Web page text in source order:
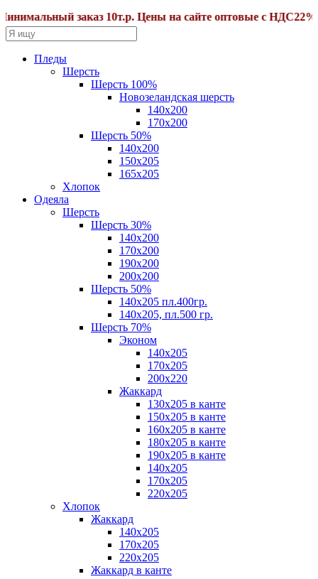
заказ 10т.р. Цены на сайте оптовые с
Пледы
Шерсть
Шерсть 100%
Новозеландская шерсть
140х200
170x200
Шерсть 50%
140x200
150х205
165х205
Хлопок
Одеяла
Шерсть
Шерсть 30%
140х200
170х200
190х200
200х200
Шерсть 50%
140х205 пл.400гр.
140х205, пл.500 гр.
Шерсть 70%
Эконом
140х205
170х205
200х220
Жаккард
130х205 в канте
150х205 в канте
160х205 в канте
180х205 в канте
190х205 в канте
140х205
170х205
220х205
Хлопок
Жаккард
140x205
170х205
220х205
Жаккард в канте